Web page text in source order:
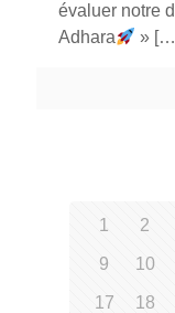
évaluer notre
Adhara
»
1 2
9 10
17 18